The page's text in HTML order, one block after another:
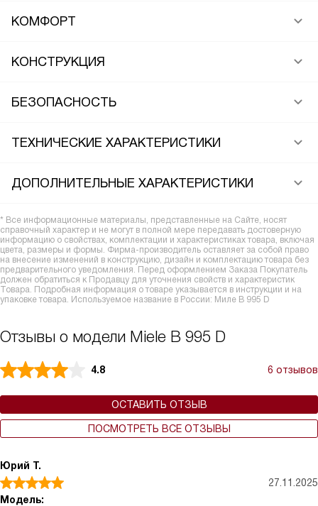
КОМФОРТ
КОНСТРУКЦИЯ
БЕЗОПАСНОСТЬ
ТЕХНИЧЕСКИЕ ХАРАКТЕРИСТИКИ
ДОПОЛНИТЕЛЬНЫЕ ХАРАКТЕРИСТИКИ
* Все информационные материалы, представленные на Сайте, носят
справочный характер и не могут в полной мере передавать достоверную
информацию о свойствах, комплектации и характеристиках товара, включая
цвета, размеры и формы. Фирма-производитель оставляет за собой право
на внесение изменений в конструкцию, дизайн и комплектацию товара без
предварительного уведомления. Перед оформлением Заказа Покупатель
должен обратиться к Продавцу для уточнения свойств и характеристик
Товара. Подробная информация о товаре указывается в инструкции и на
упаковке товара. Используемое название в России: Миле B 995 D
Отзывы о модели Miele B 995 D
4.8 6 отзывов
ОСТАВИТЬ ОТЗЫВ
ПОСМОТРЕТЬ ВСЕ ОТЗЫВЫ
Юрий Т.
27.11.2025
Модель: